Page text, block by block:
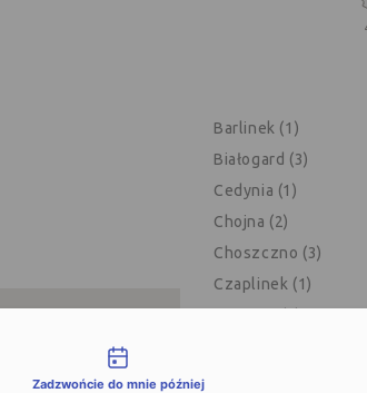
Barlinek (1)
Białogard (3)
Cedynia (1)
Chojna (2)
Choszczno (3)
Czaplinek (1)
Zadzwońcie do mnie później